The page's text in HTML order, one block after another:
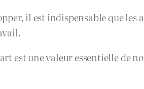
il est indispensable que les
une valeur essentielle de